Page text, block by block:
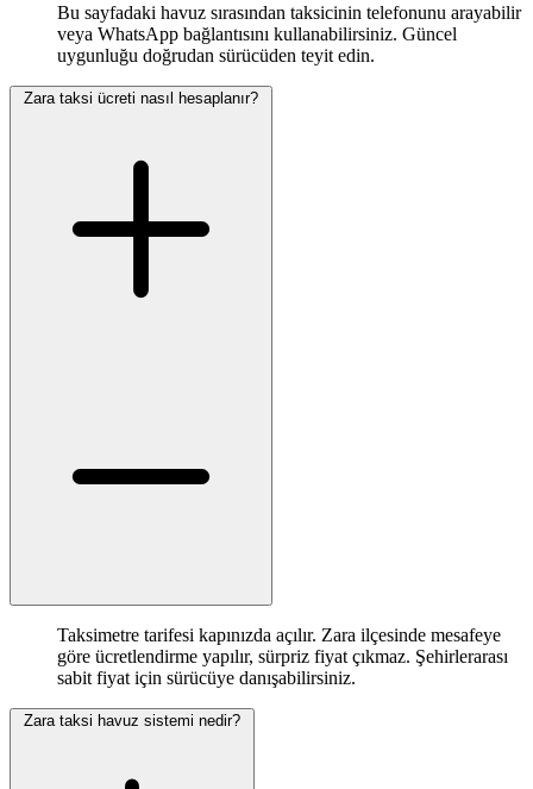
Bu sayfadaki havuz sırasından taksicinin telefonunu arayabilir
veya WhatsApp bağlantısını kullanabilirsiniz. Güncel
uygunluğu doğrudan sürücüden teyit edin.
Zara taksi ücreti nasıl hesaplanır?
Taksimetre tarifesi kapınızda açılır. Zara ilçesinde mesafeye
göre ücretlendirme yapılır, sürpriz fiyat çıkmaz. Şehirlerarası
sabit fiyat için sürücüye danışabilirsiniz.
Zara taksi havuz sistemi nedir?